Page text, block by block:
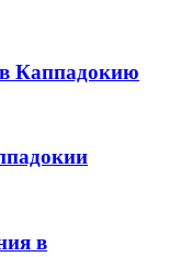
в Каппадокию
в